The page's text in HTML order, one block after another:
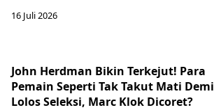
16 Juli 2026
John Herdman Bikin Terkejut! Para
Pemain Seperti Tak Takut Mati Demi
Lolos Seleksi, Marc Klok Dicoret?